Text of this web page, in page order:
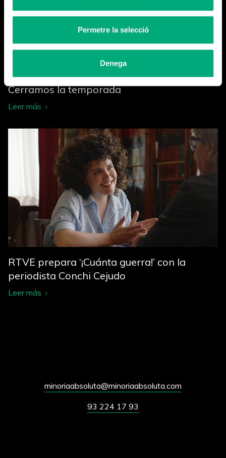
Permetre la selecció
Denega
Cerramos la temporada
Leer más
RTVE prepara ‘¡Cuánta guerra!’ con la
periodista Conchi Cejudo
Leer más
minoriaabsoluta@minoriaabsoluta.com
93 224 17 93